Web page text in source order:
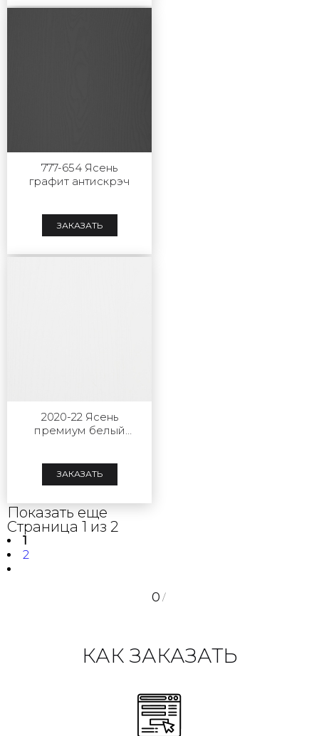
0 /
777-654 Ясень
графит антискрэч
ЗАКАЗАТЬ
2020-22 Ясень
премиум белый
ЗАКАЗАТЬ
Показать еще
Страница 1 из 2
1
2
КАК ЗАКАЗАТЬ